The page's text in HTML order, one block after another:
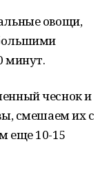
овощи,
минут.
чеснок и
смешаем их с
еще 10-15